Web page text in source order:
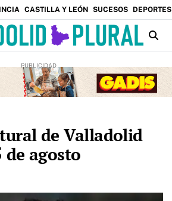
CASTILLA Y LEÓN SUCESOS DEPORTES
de Valladolid
de agosto